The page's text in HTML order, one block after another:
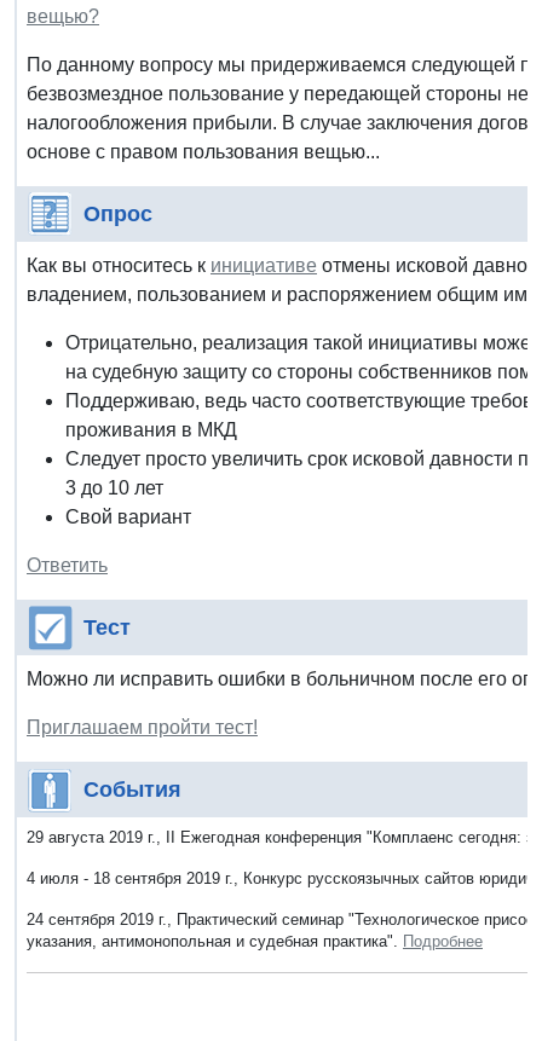
вещью?
По данному вопросу мы придерживаемся следующей
безвозмездное пользование у передающей стороны не
налогообложения прибыли. В случае заключения
основе с правом пользования вещью...
Опрос
Как вы относитесь к инициативе отмены исковой
владением, пользованием и распоряжением общим
Отрицательно, реализация такой инициативы
на судебную защиту со стороны собственников
Поддерживаю, ведь часто соответствующие
проживания в МКД
Следует просто увеличить срок исковой давности
3 до 10 лет
Свой вариант
Ответить
Тест
Можно ли исправить ошибки в больничном после его
Приглашаем пройти тест!
События
29 августа 2019 г., II Ежегодная конференция "Комплаенс сегодня:
4 июля - 18 сентября 2019 г., Конкурс русскоязычных сайтов
24 сентября 2019 г., Практический семинар "Технологическое
указания, антимонопольная и судебная практика". Подробнее